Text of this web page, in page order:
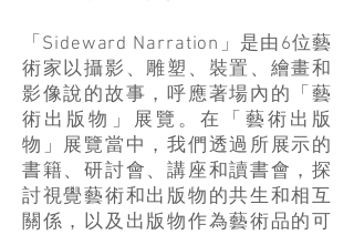
「Sideward Narration」是由6位藝
術家以攝影、雕塑、裝置、繪畫和
影像說的故事，呼應著場內的「藝
術出版物」展覽。在「藝術出版
物」展覽當中，我們透過所展示的
書籍、研討會、講座和讀書會，探
討視覺藝術和出版物的共生和相互
關係，以及出版物作為藝術品的可